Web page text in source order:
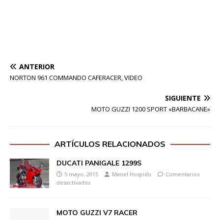
ANTERIOR
NORTON 961 COMMANDO CAFERACER, VIDEO
SIGUIENTE
MOTO GUZZI 1200 SPORT «BARBACANE»
ARTÍCULOS RELACIONADOS
DUCATI PANIGALE 1299S
5 mayo, 2015 Manel Hospido
Comentarios
desactivados
MOTO GUZZI V7 RACER